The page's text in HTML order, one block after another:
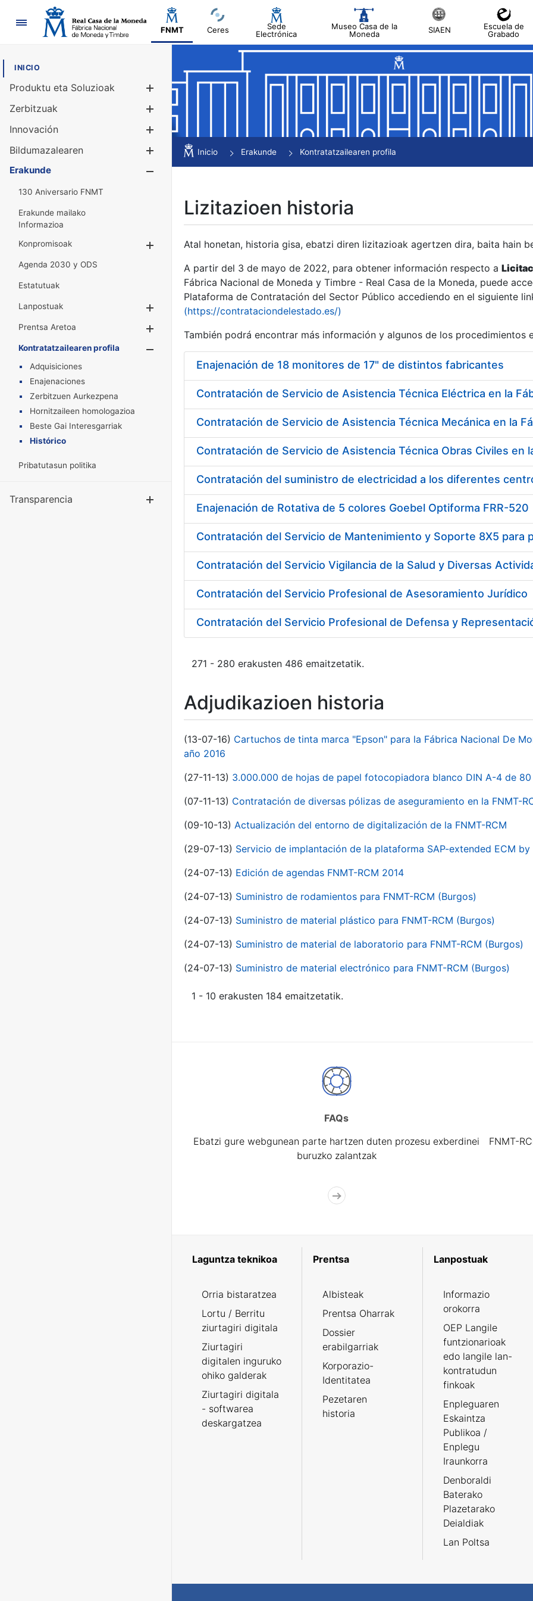
Nabigazioa
FNMT Ceres
Sede
Electrónica
Museo Casa de la
Moneda
SIAEN
Escuela de
Grabado
INICIO
Produktu eta Soluzioak
Erakutsi/Ezkutatu
Zerbitzuak
Innovación
Bildumazalearen
Erakutsi/Ezkutatu
Erakunde
130 Aniversario FNMT
Erakunde mailako
Informazioa
Konpromisoak
Erakutsi/Ezkutatu
Agenda 2030 y ODS
Estatutuak
Lanpostuak
Erakutsi/Ezkutatu
Prentsa Aretoa
Erakutsi/Ezkutatu
Kontratatzailearen profila
Erakutsi/Ezkutatu
Adquisiciones
Enajenaciones
Zerbitzuen Aurkezpena
Hornitzaileen homologazioa
Beste Gai Interesgarriak
Histórico
Pribatutasun politika
Transparencia Erakutsi/Ezkutatu
Inicio Erakunde Kontratatzailearen profila
Lizitazioen historia
Atal honetan, historia gisa, ebatzi diren lizitazioak agertzen dira, baita hain
A partir del 3 de mayo de 2022, para obtener información respecto a
Fábrica Nacional de Moneda y Timbre - Real Casa de la Moneda, puede
Plataforma de Contratación del Sector Público accediendo en el siguiente
(https://contrataciondelestado.es/)
También podrá encontrar más información y algunos de los procedimientos
Enajenación de 18 monitores de 17" de distintos fabricantes
Contratación de Servicio de Asistencia Técnica Eléctrica en la
Contratación del suministro de electricidad a los diferentes
Enajenación de Rotativa de 5 colores Goebel Optiforma FRR-520
Contratación del Servicio Profesional de Asesoramiento Jurídico
Contratación del Servicio Profesional de Defensa y
271 - 280 erakusten 486 emaitzetatik.
Adjudikazioen historia
(13-07-16) Cartuchos de tinta marca "Epson" para la Fábrica Nacional De
año 2016
(27-11-13) 3.000.000 de hojas de papel fotocopiadora blanco DIN A-4 de 80
(07-11-13) Contratación de diversas pólizas de aseguramiento en la FNMT-
(09-10-13) Actualización del entorno de digitalización de la FNMT-RCM
(29-07-13) Servicio de implantación de la plataforma SAP-extended ECM by
(24-07-13) Edición de agendas FNMT-RCM 2014
(24-07-13) Suministro de rodamientos para FNMT-RCM (Burgos)
(24-07-13) Suministro de material plástico para FNMT-RCM (Burgos)
(24-07-13) Suministro de material de laboratorio para FNMT-RCM (Burgos)
(24-07-13) Suministro de material electrónico para FNMT-RCM (Burgos)
1 - 10 erakusten 184 emaitzetatik.
FAQs
Ebatzi gure webgunean parte hartzen duten prozesu exberdinei
buruzko zalantzak
FNMT-
Laguntza teknikoa
Orria bistaratzea
Lortu / Berritu
ziurtagiri digitala
Ziurtagiri
digitalen inguruko
ohiko galderak
Ziurtagiri digitala
- softwarea
deskargatzea
Prentsa
Albisteak
Prentsa Oharrak
Dossier
erabilgarriak
Korporazio-
Identitatea
Pezetaren
historia
Lanpostuak
Informazio
orokorra
OEP Langile
funtzionarioak
edo langile lan-
kontratudun
finkoak
Enpleguaren
Eskaintza
Publikoa /
Enplegu
Iraunkorra
Denboraldi
Baterako
Plazetarako
Deialdiak
Lan Poltsa